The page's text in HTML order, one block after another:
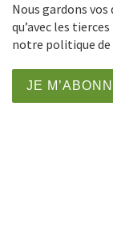
Nous gardons
qu’avec les
notre politique